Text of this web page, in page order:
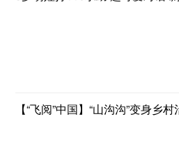
【“飞阅”中国】“山沟沟”变身乡